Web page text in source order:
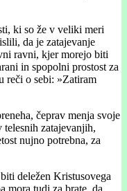
ki so že v veliki meri
da je zatajevanje
ravni, kjer morejo biti
in spopolni prostost za
reči o sebi: »Zatiram
čeprav menja svoje
zatajevanjih,
nujno potrebna, za
deležen Kristusovega
mora tudi za brate, da